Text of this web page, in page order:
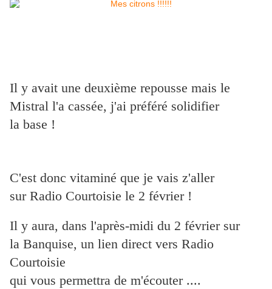
Il y avait une deuxième repousse mais le
Mistral l'a cassée, j'ai préféré solidifier
la base !
C'est donc vitaminé que je vais z'aller
sur Radio Courtoisie le 2 février !
Il y aura, dans l'après-midi du 2 février sur
la Banquise, un lien direct vers Radio
Courtoisie
qui vous permettra de m'écouter ....